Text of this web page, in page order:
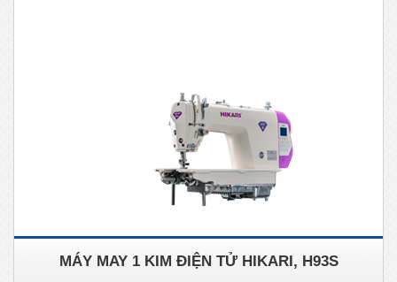
MÁY MAY 1 KIM ĐIỆN TỬ HIKARI, H93S